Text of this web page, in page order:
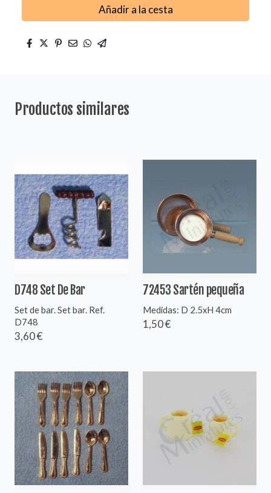
Añadir a la cesta
Productos similares
D748 Set De Bar
Set de bar. Set bar. Ref.
D748
3,60 €
72453 Sartén pequeña
Medidas: D 2.5xH 4cm
1,50 €